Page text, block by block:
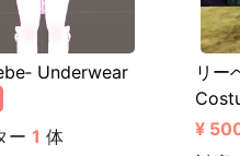
Underwear
ー 1 体
リー
¥